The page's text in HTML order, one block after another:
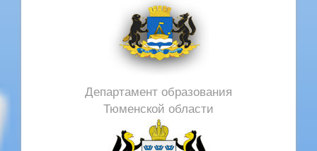
Департамент образования
Тюменской области